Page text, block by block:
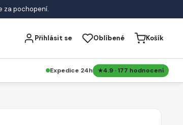
za pochopení.
Přihlásit se Oblíbené Košík
Expedice 24h 4.9 · 177 hodnocení